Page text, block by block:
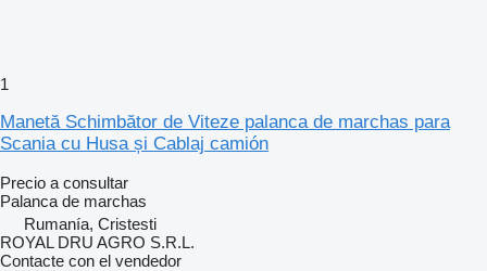
1
Manetă Schimbător de Viteze palanca de marchas para
Scania cu Husa și Cablaj camión
Precio a consultar
Palanca de marchas
Rumanía, Cristesti
ROYAL DRU AGRO S.R.L.
Contacte con el vendedor